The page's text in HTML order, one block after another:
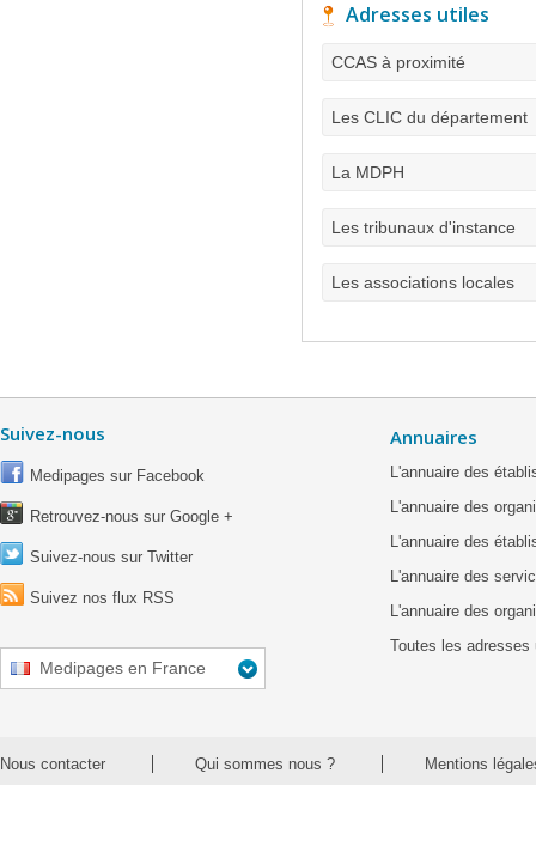
Adresses utiles
CCAS à proximité
Les CLIC du département
La MDPH
Les tribunaux d'instance
Les associations locales
Suivez-nous
Medipages sur Facebook
Retrouvez-nous sur Google +
Suivez-nous sur Twitter
Suivez nos flux RSS
Medipages en France
Annuaires
L'annuaire des
L'annuaire des
L'annuaire des
L'annuaire des
L'annuaire des
Toutes les adresses
Nous contacter Qui sommes nous ? Mentions